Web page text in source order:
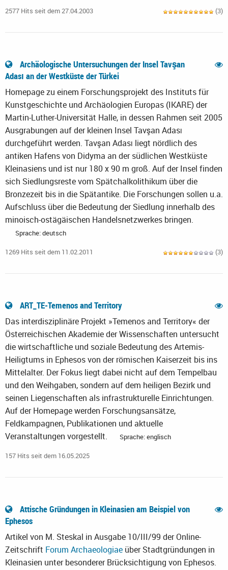
2577 Hits seit dem 27.04.2003 (3)
Archäologische Untersuchungen der Insel Tavşan
Adası an der Westküste der Türkei
Homepage zu einem Forschungsprojekt des Instituts für
Kunstgeschichte und Archäologien Europas (IKARE) der
Martin-Luther-Universität Halle, in dessen Rahmen seit 2005
Ausgrabungen auf der kleinen Insel Tavşan Adası
durchgeführt werden. Tavşan Adası liegt nördlich des
antiken Hafens von Didyma an der südlichen Westküste
Kleinasiens und ist nur 180 x 90 m groß. Auf der Insel finden
sich Siedlungsreste vom Spätchalkolithikum über die
Bronzezeit bis in die Spätantike. Die Forschungen sollen u.a.
Aufschluss über die Bedeutung der Siedlung innerhalb des
minoisch-ostägäischen Handelsnetzwerkes bringen.
Sprache: deutsch
1269 Hits seit dem 11.02.2011 (3)
ART_TE-Temenos and Territory
Das interdisziplinäre Projekt »Temenos and Territory« der
Österreichischen Akademie der Wissenschaften untersucht
die wirtschaftliche und soziale Bedeutung des Artemis-
Heiligtums in Ephesos von der römischen Kaiserzeit bis ins
Mittelalter. Der Fokus liegt dabei nicht auf dem Tempelbau
und den Weihgaben, sondern auf dem heiligen Bezirk und
seinen Liegenschaften als infrastrukturelle Einrichtungen.
Auf der Homepage werden Forschungsansätze,
Feldkampagnen, Publikationen und aktuelle
Veranstaltungen vorgestellt.
Sprache: englisch
157 Hits seit dem 16.05.2025
Attische Gründungen in Kleinasien am Beispiel von
Ephesos
Artikel von M. Steskal in Ausgabe 10/III/99 der Online-
Zeitschrift Forum Archaeologiae über Stadtgründungen in
Kleinasien unter besonderer Brücksichtigung von Ephesos.